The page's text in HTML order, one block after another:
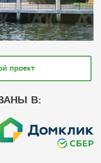
проект
В: